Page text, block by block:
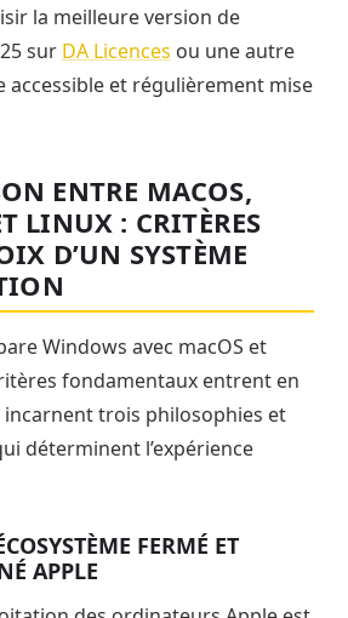
la meilleure version de
sur DA Licences ou une autre
accessible et régulièrement mise
ENTRE MACOS,
LINUX : CRITÈRES
D’UN SYSTÈME
Windows avec macOS et
fondamentaux entrent en
incarnent trois philosophies et
déterminent l’expérience
FERMÉ ET
APPLE